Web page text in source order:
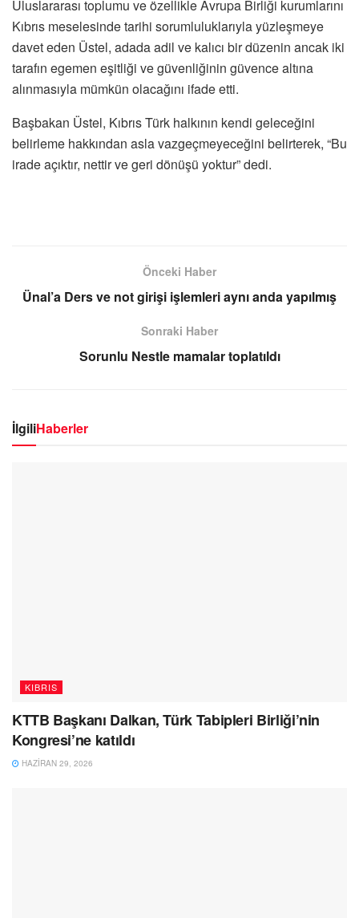
Uluslararası toplumu ve özellikle Avrupa Birliği kurumlarını
Kıbrıs meselesinde tarihi sorumluluklarıyla yüzleşmeye
davet eden Üstel, adada adil ve kalıcı bir düzenin ancak iki
tarafın egemen eşitliği ve güvenliğinin güvence altına
alınmasıyla mümkün olacağını ifade etti.
Başbakan Üstel, Kıbrıs Türk halkının kendi geleceğini
belirleme hakkından asla vazgeçmeyeceğini belirterek, “Bu
irade açıktır, nettir ve geri dönüşü yoktur” dedi.
Önceki Haber
Ünal’a Ders ve not girişi işlemleri aynı anda yapılmış
Sonraki Haber
Sorunlu Nestle mamalar toplatıldı
İlgiliHaberler
KIBRIS
KTTB Başkanı Dalkan, Türk Tabipleri Birliği’nin
Kongresi’ne katıldı
HAZIRAN 29, 2026